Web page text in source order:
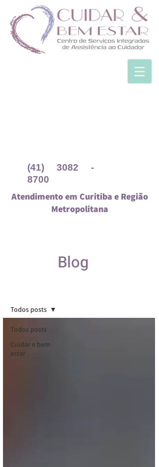
(41) 3082 -
8700
Atendimento em Curitiba e Região
Metropolitana
Blog
Todos posts
Cuidar e bem
estar
Todos posts